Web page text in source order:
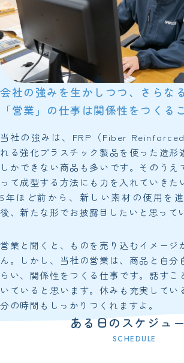
会社の強みを生かしつつ、
さらな
「営業」の仕事は関係性をつくる
当社の強みは、FRP（Fiber
れる強化プラスチック製品を使った造形
しかできない商品も多いです。そのうえ
って成型する方法にも力を入れていきた
5年ほど前から、新しい素材の使用を
後、新たな形でお披露目したいと思って
営業と聞くと、ものを売り込むイメージ
ん。しかし、当社の営業は、商品と自分
らい、関係性をつくる仕事です。話すこ
いていると思います。休みも充実してい
分の時間もしっかりつくれますよ。
ある日のスケジュ